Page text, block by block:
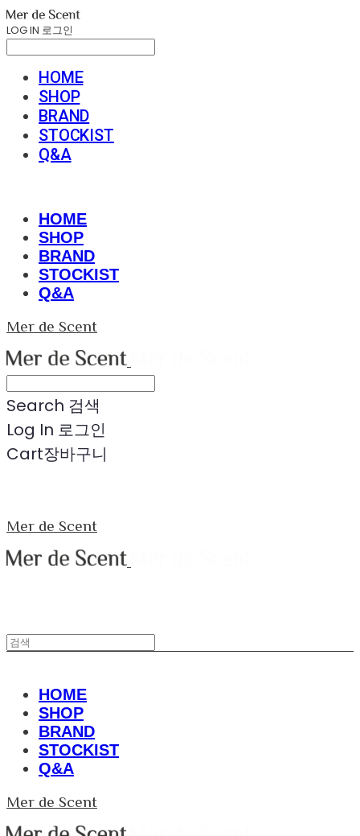
LOG IN 로그인
HOME
SHOP
BRAND
STOCKIST
Q&A
HOME
SHOP
BRAND
STOCKIST
Q&A
Mer de Scent
Search 검색
Log In 로그인
Cart장바구니
Mer de Scent
HOME
SHOP
BRAND
STOCKIST
Q&A
Mer de Scent